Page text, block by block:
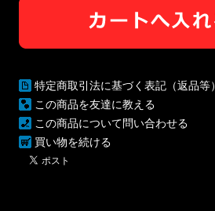
特定商取引法に基づく表記（返品等）
この商品を友達に教える
この商品について問い合わせる
買い物を続ける